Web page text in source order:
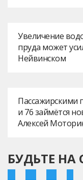
Увеличение
пруда может
Нейвинском
Пассажирскими
и 76 займётся
Алексей
БУДЬТЕ НА